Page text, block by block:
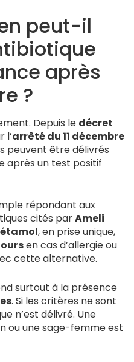
peut-il
après
?
Depuis le décret
l’arrêté du 11 décembre
peuvent être délivrés
après un test positif
répondant aux
cités parAmeli
, en prise unique,
en cas d’allergie ou
cette alternative.
surtout à la présence
. Si les critères ne sont
n’est délivré. Une
ou une sage-femme est